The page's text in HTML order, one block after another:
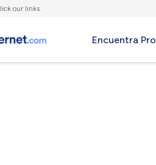
our links.
Encuentra